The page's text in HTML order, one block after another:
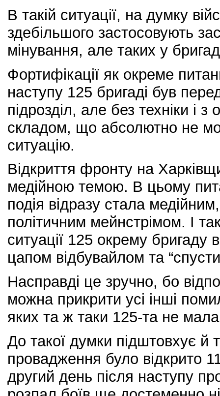
В такій ситуації, на думку
здебільшого застосовують
мінування, але таких у
Фортифікації як окреме
наступу 125 бригаді був
підрозділ, але без техніки і
складом, що абсолютно не
ситуацію.
Відкриття фронту на
медійною темою. В цьому
подія відразу стала
політичним мейнстрімом. І
ситуації 125 окрему бригаду
цапом відбувайлом та
Насправді це зручно, бо
можна прикрити усі інші
яких та ж таки 125-та не
До такої думки підштовхує й
провадження було відкрито
другий день після наступу